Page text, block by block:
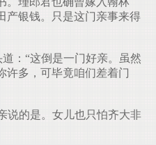
产银钱。只是这门亲事来得
：“这倒是一门好亲。虽然
许多，可毕竟咱们差着门
说的是。女儿也只怕齐大非